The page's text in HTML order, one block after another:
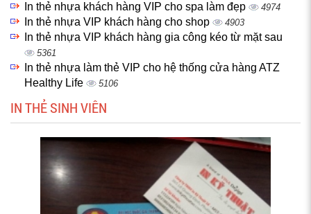
In thẻ nhựa khách hàng VIP cho spa làm đẹp 4974
In thẻ nhựa VIP khách hàng cho shop 4903
In thẻ nhựa VIP khách hàng gia công kéo từ mặt sau
5361
In thẻ nhựa làm thẻ VIP cho hệ thống cửa hàng ATZ
Healthy Life
5106
IN THẺ SINH VIÊN